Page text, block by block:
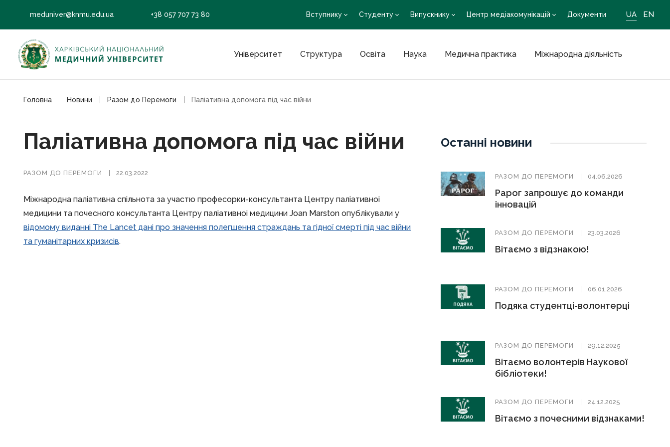
meduniver@knmu.edu.ua +38 057 707 73 80 Вступнику Студенту Випускнику Центр медіакомунікацій Документи UA EN
Університет Структура Освіта Наука Медична практика Міжнародна діяльність
Головна Новини Разом до Перемоги Паліативна допомога під час війни
Паліативна допомога під час війни
РАЗОМ ДО ПЕРЕМОГИ 22.03.2022
Міжнародна паліативна спільнота за участю професорки-консультанта Центру паліативноі
медицини та почесного консультанта Центру паліативноі медицини Joan Marston опублікували у
відомому виданні The Lancet дані про значення полегшення страждань та гідної смерті під час війни
та гуманітарних кризисів.
Останні новини
РАЗОМ ДО ПЕРЕМОГИ 04.06.2026
Рарог запрошує до команди
інновацій
РАЗОМ ДО ПЕРЕМОГИ 23.03.2026
Вітаємо з відзнакою!
РАЗОМ ДО ПЕРЕМОГИ 06.01.2026
Подяка студентці-волонтерці
РАЗОМ ДО ПЕРЕМОГИ 29.12.2025
Вітаємо волонтерів Наукової
бібліотеки!
РАЗОМ ДО ПЕРЕМОГИ 24.12.2025
Вітаємо з почесними відзнаками!